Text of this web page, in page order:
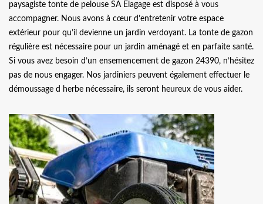
paysagiste tonte de pelouse SA Elagage est disposé à vous
accompagner. Nous avons à cœur d’entretenir votre espace
extérieur pour qu’il devienne un jardin verdoyant. La tonte de gazon
régulière est nécessaire pour un jardin aménagé et en parfaite santé.
Si vous avez besoin d’un ensemencement de gazon 24390, n’hésitez
pas de nous engager. Nos jardiniers peuvent également effectuer le
démoussage d herbe nécessaire, ils seront heureux de vous aider.